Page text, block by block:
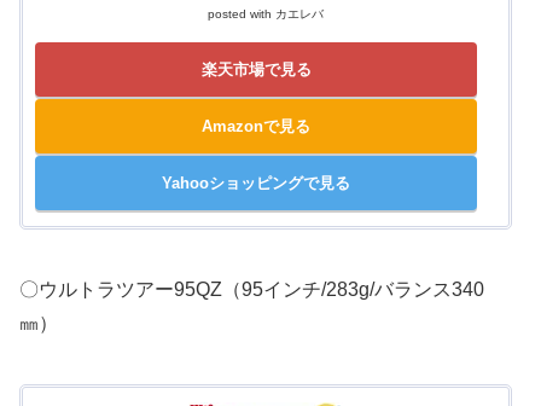
posted with カエレバ
楽天市場で見る
Amazonで見る
Yahooショッピングで見る
〇ウルトラツアー95QZ（95インチ/283g/バランス340
㎜）